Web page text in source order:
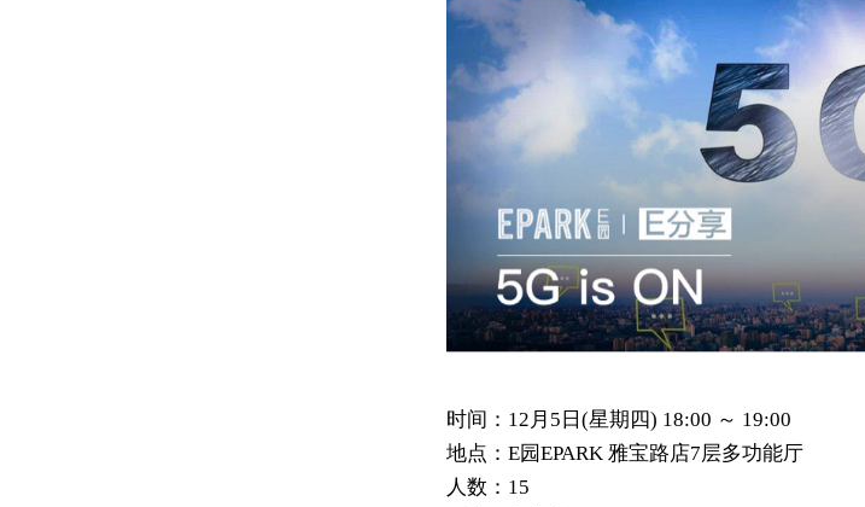
时间： 12月5日(星期四) 18:00 ～ 19:00
地点： E园EPARK 雅宝路店7层多功能厅
人数： 15